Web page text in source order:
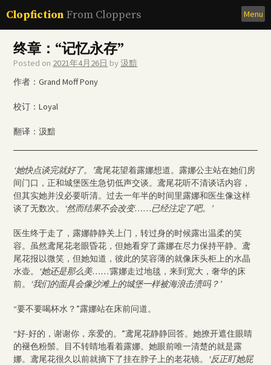
to
content
Clopfiction From Cloppers Menu
终章：“记忆永存”
Posted on 2021年4月26日 by汲黯
作者：Grand Moff Pony
校订：Loyal
翻译：汲黯
‘她快点谈完就好了。’鸢尾花望着露娜想道。露娜公主站在她们房
间门口，正和城堡医生急切低声交谈。鸢尾花听不清谈话内容，
但其实她并没必要听清。过去一年半的时间里露娜和医生像这样
谈了无数次。 ‘然而结果不会改变……已经注定了吧。’
医生终于走了，露娜静静关上门，转过身的时候露出温柔的笑
容。虽然鸢尾花老眼昏花，但她看穿了露娜在尽力保持平静。鸢
尾花报以微笑，但她知道，彼此的笑容薄的就像床头柜上的水晶
水壶。 ‘她还是那么美……’露娜走过地毯，来到宽大，奢华的床
前。 ‘我们的面具会像沙滩上的城堡一样被海浪击溃吗？’
“要不要喝杯水？”露娜站在床前问道。
“好-好的，谢谢你，亲爱的。”鸢尾花静静回答。她撩开遮住眼睛
的褪色粉鬃。目不转睛地看着露娜。她眼前唯一清楚的就是露
娜。鸢尾花很久以前就摘下了挂在脖子上的老花镜。 ‘反正盯她屁